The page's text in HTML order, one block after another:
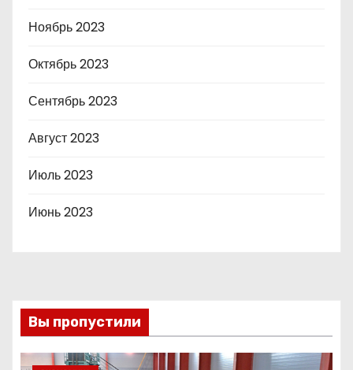
Ноябрь 2023
Октябрь 2023
Сентябрь 2023
Август 2023
Июль 2023
Июнь 2023
Вы пропустили